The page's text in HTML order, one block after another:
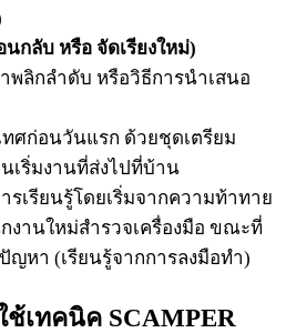
นกลับ หรือ จัดเรียงใหม่)
พลิกลำดับ หรือวิธีการนำเสนอ
ทศก่อนวันแรก ด้วยชุดเตรียม
เริ่มงานที่ส่งไปที่บ้าน
รเรียนรู้โดยเริ่มจากความท้าทาย
งานใหม่สำรวจเครื่องมือ ขณะที่
ญหา (เรียนรู้จากการลงมือทำ)
เทคนิค SCAMPER